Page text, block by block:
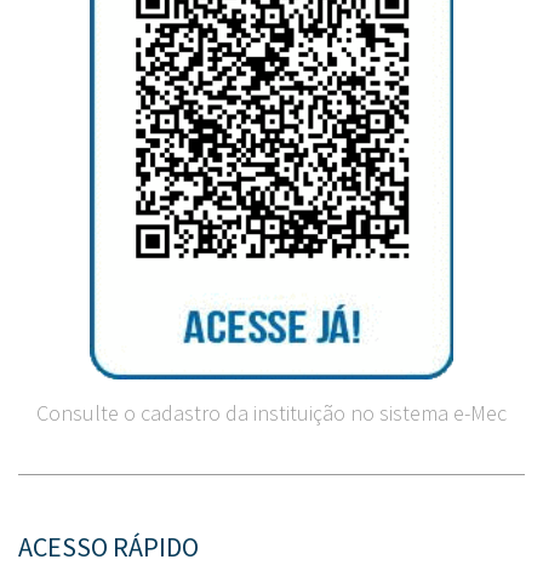
Consulte o cadastro da instituição no sistema e-Mec
ACESSO RÁPIDO